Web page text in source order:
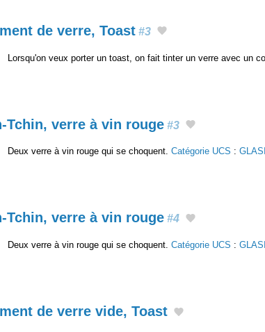
de verre, Toast #3
Lorsqu'on veux porter un toast, on fait tinter un verre avec un
Tchin, verre à vin rouge #3
Deux verre à vin rouge qui se choquent. Catégorie UCS :
Tchin, verre à vin rouge #4
Deux verre à vin rouge qui se choquent. Catégorie UCS :
de verre vide, Toast